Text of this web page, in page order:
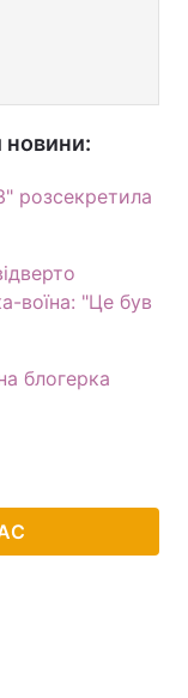
новини:
розсекретила
воїна: "Це був
блогерка